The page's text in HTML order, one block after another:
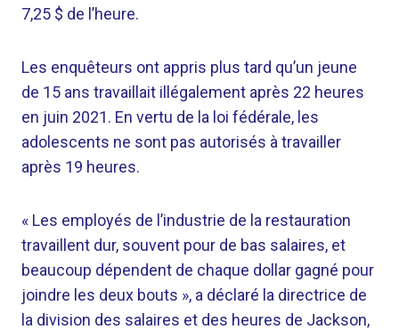
7,25 $ de l’heure.
Les enquêteurs ont appris plus tard qu’un jeune
de 15 ans travaillait illégalement après 22 heures
en juin 2021. En vertu de la loi fédérale, les
adolescents ne sont pas autorisés à travailler
après 19 heures.
« Les employés de l’industrie de la restauration
travaillent dur, souvent pour de bas salaires, et
beaucoup dépendent de chaque dollar gagné pour
joindre les deux bouts », a déclaré la directrice de
la division des salaires et des heures de Jackson,